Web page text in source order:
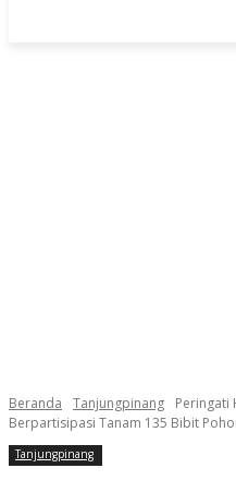
Beranda Tanjungpinang
Peringati
Berpartisipasi Tanam 135 Bibit
Tanjungpinang